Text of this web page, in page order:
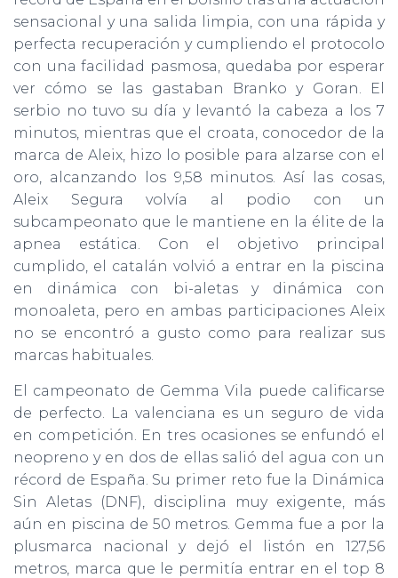
sensacional y una salida limpia, con una rápida y
perfecta recuperación y cumpliendo el protocolo
con una facilidad pasmosa, quedaba por esperar
ver cómo se las gastaban Branko y Goran. El
serbio no tuvo su día y levantó la cabeza a los 7
minutos, mientras que el croata, conocedor de la
marca de Aleix, hizo lo posible para alzarse con el
oro, alcanzando los 9,58 minutos. Así las cosas,
Aleix Segura volvía al podio con un
subcampeonato que le mantiene en la élite de la
apnea estática. Con el objetivo principal
cumplido, el catalán volvió a entrar en la piscina
en dinámica con bi-aletas y dinámica con
monoaleta, pero en ambas participaciones Aleix
no se encontró a gusto como para realizar sus
marcas habituales.
El campeonato de Gemma Vila puede calificarse
de perfecto. La valenciana es un seguro de vida
en competición. En tres ocasiones se enfundó el
neopreno y en dos de ellas salió del agua con un
récord de España. Su primer reto fue la Dinámica
Sin Aletas (DNF), disciplina muy exigente, más
aún en piscina de 50 metros. Gemma fue a por la
plusmarca nacional y dejó el listón en 127,56
metros, marca que le permitía entrar en el top 8